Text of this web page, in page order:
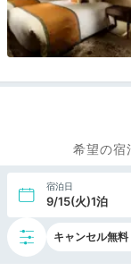
プリンス庭園を抜
シャトルバスは駅
たほうが早いかな、
希望の宿
宿泊日
9/15(火)1泊
キャンセル無料